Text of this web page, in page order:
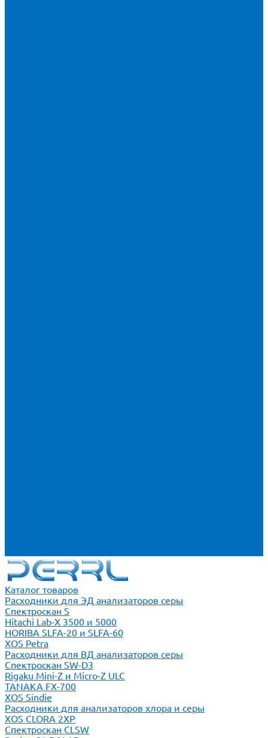
Каталог товаров
Расходники для ЭД анализаторов серы
Спектроскан S
Hitachi Lab-X 3500 и 5000
HORIBA SLFA-20 и SLFA-60
XOS Petra
Расходники для ВД анализаторов серы
Спектроскан SW-D3
Rigaku Mini-Z и Micro-Z ULC
TANAKA FX-700
XOS Sindie
Расходники для анализаторов хлора и серы
XOS CLORA 2XP
Спектроскан CLSW